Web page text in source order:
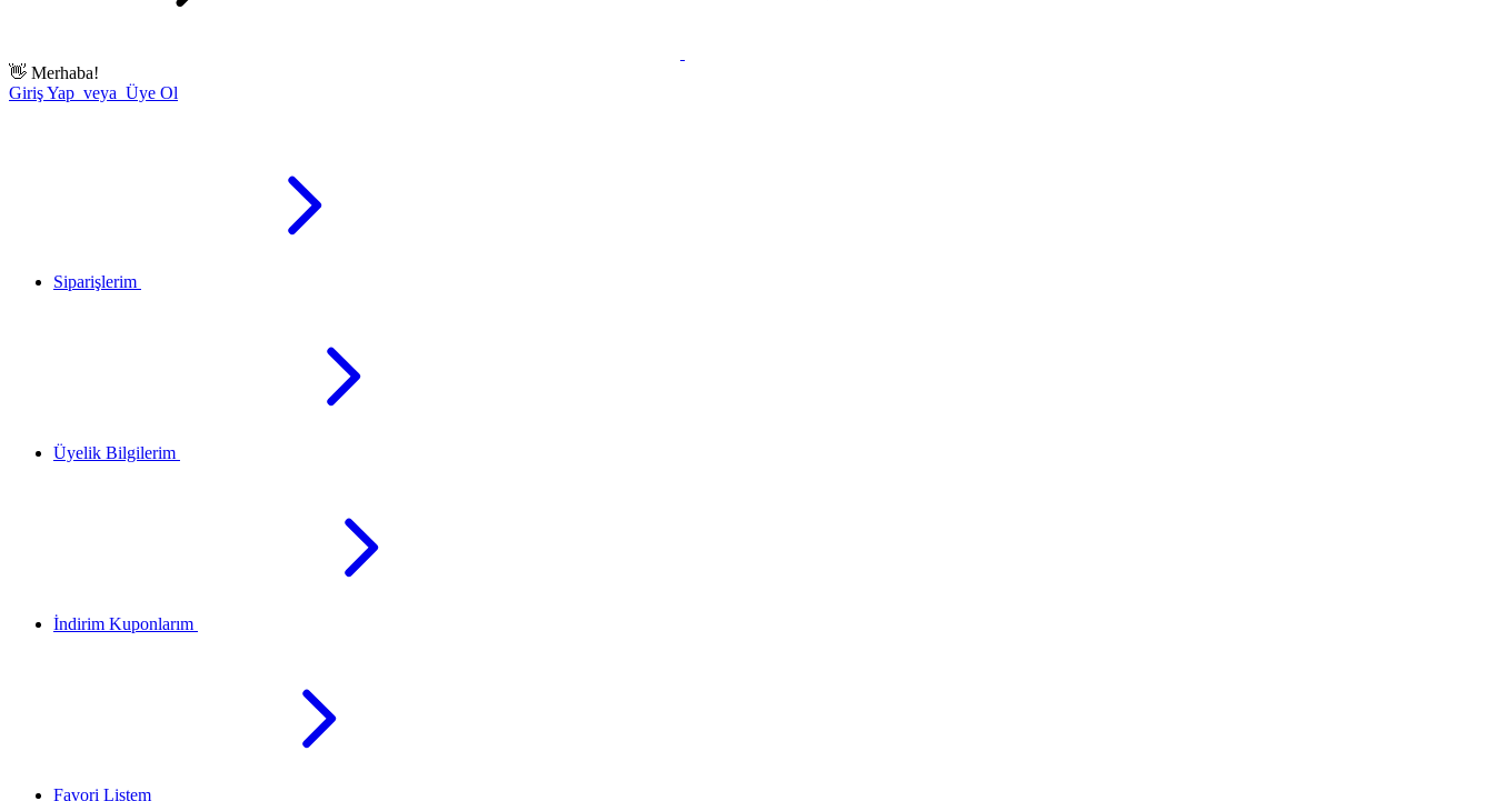
👋 Merhaba!
Giriş Yap veya Üye Ol
Siparişlerim
Üyelik Bilgilerim
İndirim Kuponlarım
Favori Listem